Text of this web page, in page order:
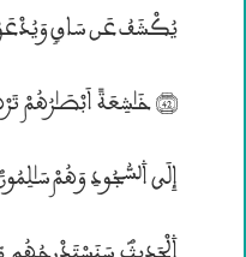
(42) خَـٰشِعَةٗ